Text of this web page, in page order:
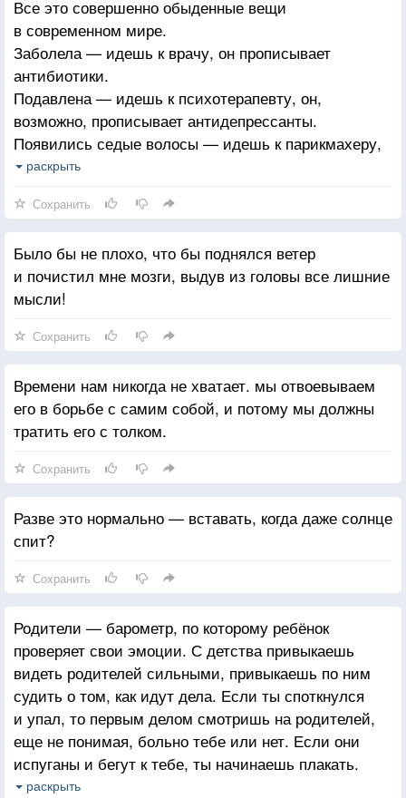
Все это совершенно обыденные вещи
в современном мире.
Заболела — идешь к врачу, он прописывает
антибиотики.
Подавлена — идешь к психотерапевту, он,
возможно, прописывает антидепрессанты.
Появились седые волосы — идешь к парикмахеру,
он тебе их закрашивает.
однако ты просто продолжаешь жить.
раскрыть
Сохранить
Было бы не плохо, что бы поднялся ветер
и почистил мне мозги, выдув из головы все лишние
мысли!
Сохранить
Времени нам никогда не хватает. мы отвоевываем
его в борьбе с самим собой, и потому мы должны
тратить его с толком.
Сохранить
Разве это нормально — вставать, когда даже солнце
спит?
Сохранить
Родители — барометр, по которому ребёнок
проверяет свои эмоции. С детства привыкаешь
видеть родителей сильными, привыкаешь по ним
судить о том, как идут дела. Если ты споткнулся
и упал, то первым делом смотришь на родителей,
еще не понимая, больно тебе или нет. Если они
испуганы и бегут к тебе, ты начинаешь плакать.
А если они смеются и хлопают землю рукой,
раскрыть